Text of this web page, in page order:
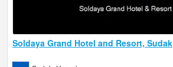
Soldaya Grand Hotel and Resort, Sudak